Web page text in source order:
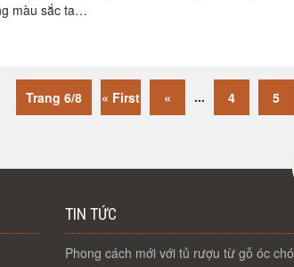
màu sắc ta…
Trang 6/8 « First « ... 4 5
TIN TỨC
Phong cách mới với tủ rượu từ gỗ óc chó